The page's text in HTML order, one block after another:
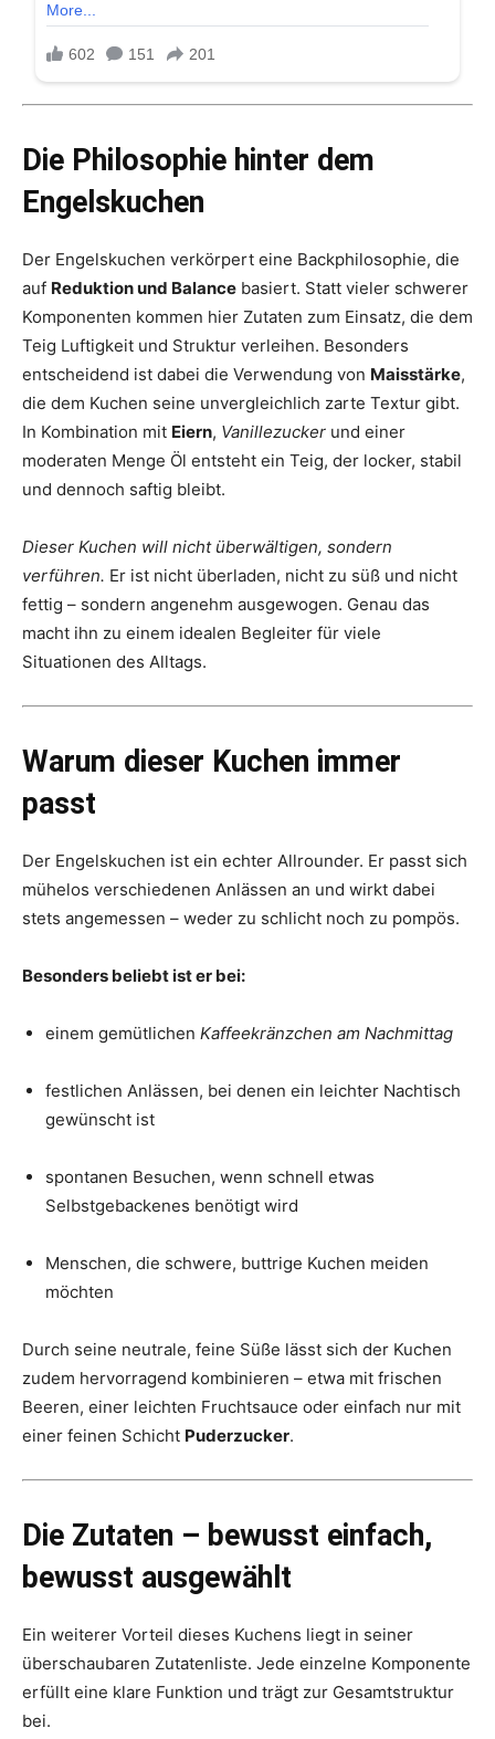
Die Philosophie hinter dem
Engelskuchen
Der Engelskuchen verkörpert eine Backphilosophie, die
auf Reduktion und Balance basiert. Statt vieler schwerer
Komponenten kommen hier Zutaten zum Einsatz, die dem
Teig Luftigkeit und Struktur verleihen. Besonders
entscheidend ist dabei die Verwendung von Maisstärke,
die dem Kuchen seine unvergleichlich zarte Textur gibt.
In Kombination mit Eiern, Vanillezucker und einer
moderaten Menge Öl entsteht ein Teig, der locker, stabil
und dennoch saftig bleibt.
Dieser Kuchen will nicht überwältigen, sondern
verführen. Er ist nicht überladen, nicht zu süß und nicht
fettig – sondern angenehm ausgewogen. Genau das
macht ihn zu einem idealen Begleiter für viele
Situationen des Alltags.
Warum dieser Kuchen immer
passt
Der Engelskuchen ist ein echter Allrounder. Er passt sich
mühelos verschiedenen Anlässen an und wirkt dabei
stets angemessen – weder zu schlicht noch zu pompös.
Besonders beliebt ist er bei:
einem gemütlichen Kaffeekränzchen am Nachmittag
festlichen Anlässen, bei denen ein leichter Nachtisch
gewünscht ist
spontanen Besuchen, wenn schnell etwas
Selbstgebackenes benötigt wird
Menschen, die schwere, buttrige Kuchen meiden
möchten
Durch seine neutrale, feine Süße lässt sich der Kuchen
zudem hervorragend kombinieren – etwa mit frischen
Beeren, einer leichten Fruchtsauce oder einfach nur mit
einer feinen Schicht Puderzucker.
Die Zutaten – bewusst einfach,
bewusst ausgewählt
Ein weiterer Vorteil dieses Kuchens liegt in seiner
überschaubaren Zutatenliste. Jede einzelne Komponente
erfüllt eine klare Funktion und trägt zur Gesamtstruktur
bei.